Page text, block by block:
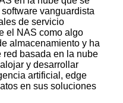
vanguardista
de servicio
el NAS como algo
almacenamiento y ha
red basada en la nube
y desarrollar
artificial, edge
en sus soluciones